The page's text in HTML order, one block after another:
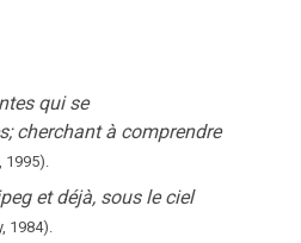
qui se
cherchant à comprendre
1995).
et déjà, sous le ciel
1984).